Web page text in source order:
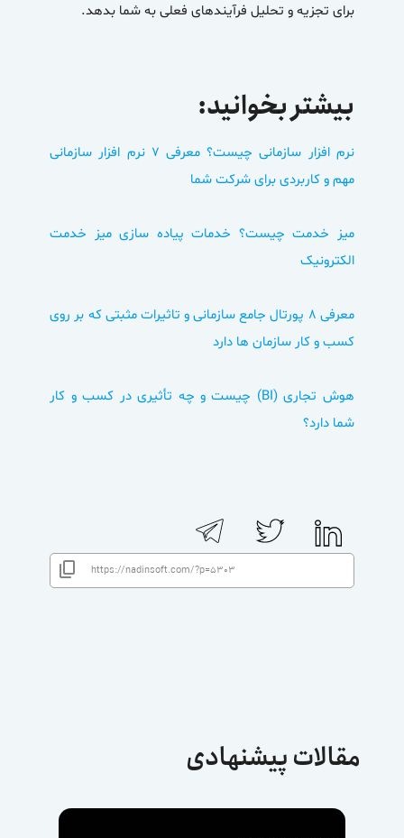
برای تجزیه و تحلیل فرآیندهای فعلی به شما بدهد.
بیشتر بخوانید:
نرم افزار سازمانی چیست؟ معرفی ۷ نرم افزار سازمانی
مهم و کاربردی برای شرکت شما
میز خدمت چیست؟ خدمات پیاده سازی میز خدمت
الکترونیک
معرفی ۸ پورتال جامع سازمانی و تاثیرات مثبتی که بر روی
کسب و کار سازمان ها دارد
هوش تجاری (BI) چیست و چه تأثیری در کسب و کار
شما دارد؟
مقالات پیشنهادی